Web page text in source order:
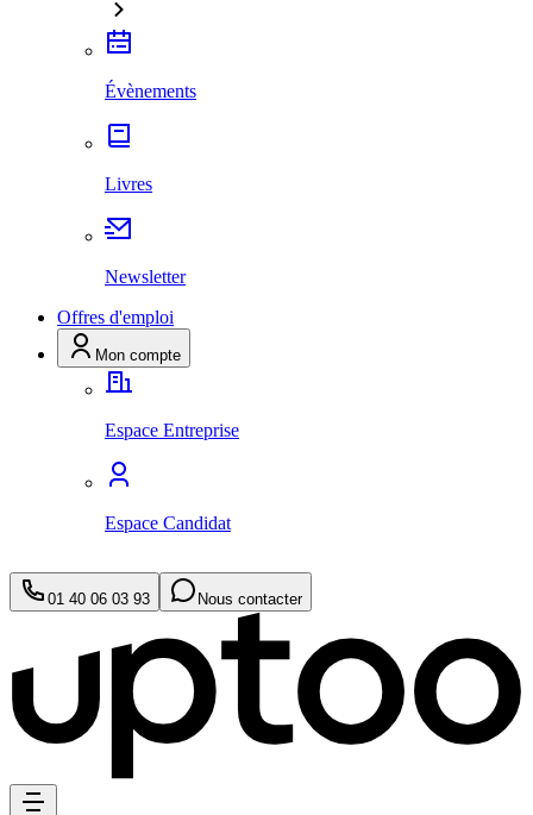
Évènements
Livres
Newsletter
Offres d'emploi
Mon compte
Espace Entreprise
Espace Candidat
01 40 06 03 93 Nous contacter